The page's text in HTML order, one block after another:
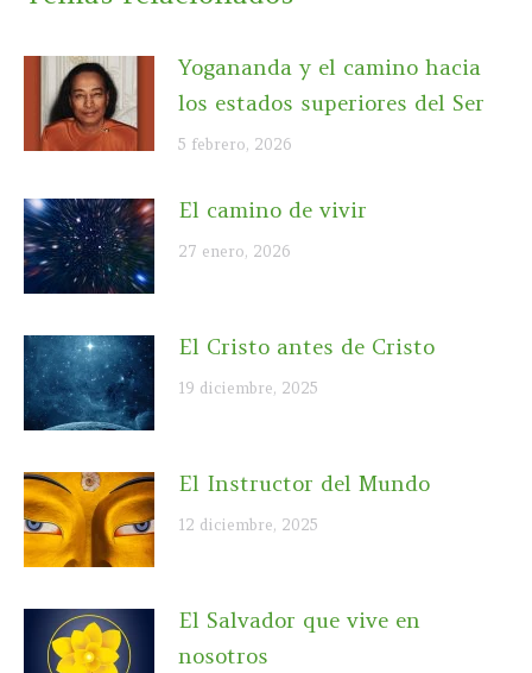
Yogananda y el camino hacia
los estados superiores del Ser
5 febrero, 2026
El camino de vivir
27 enero, 2026
El Cristo antes de Cristo
19 diciembre, 2025
El Instructor del Mundo
12 diciembre, 2025
El Salvador que vive en
nosotros